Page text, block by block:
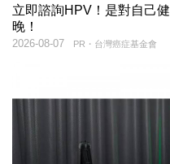
立即諮詢HPV！是對自己
晚！
PR・台灣癌症基金會
2026-08-07